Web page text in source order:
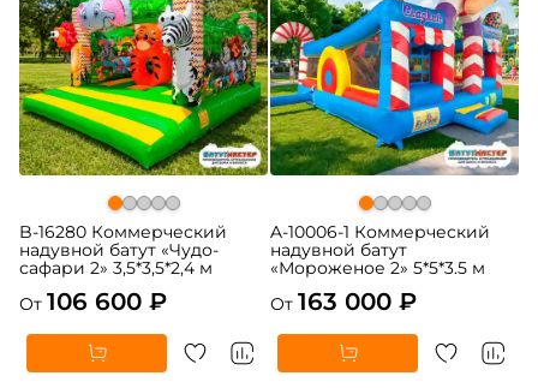
B-16280 Коммерческий
надувной батут «Чудо-
сафари 2» 3,5*3,5*2,4 м
От 106 600 ₽
A-10006-1 Коммерческий
надувной батут
«Мороженое 2» 5*5*3.5 м
От 163 000 ₽